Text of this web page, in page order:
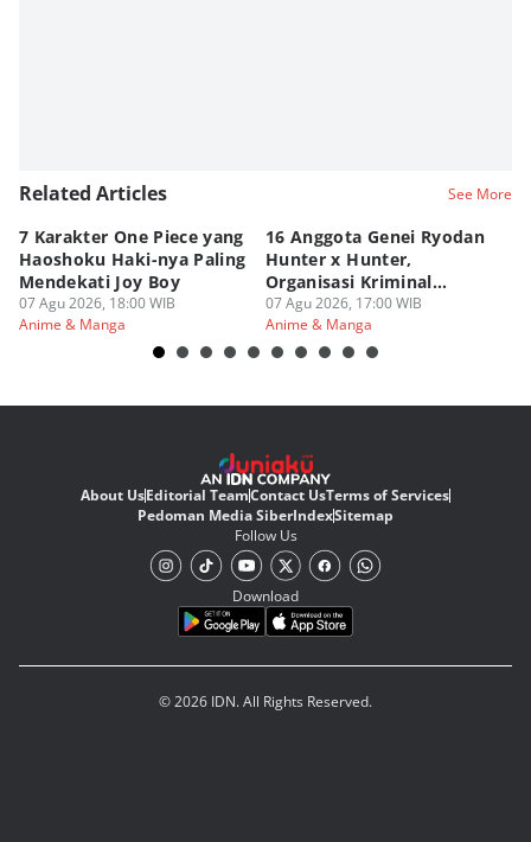
Related Articles See More
7 Karakter One Piece yang
Haoshoku Haki-nya Paling
Mendekati Joy Boy
07 Agu 2026, 18:00 WIB
Anime & Manga
16 Anggota Genei Ryodan
Hunter x Hunter,
Organisasi Kriminal
Berbahaya
07 Agu 2026, 17:00 WIB
Anime & Manga
About UsEditorial TeamContact UsTerms of Services
Pedoman Media SiberIndexSitemap
Follow Us
Download
© 2026 IDN. All Rights Reserved.